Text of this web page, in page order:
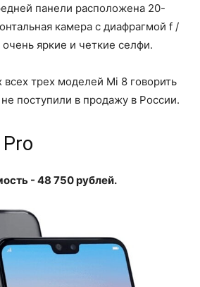
панели расположена 20-
камера с диафрагмой f /
очень яркие и четкие селфи.
трех моделей Mi 8 говорить
поступили в продажу в России.
- 48 750 рублей.